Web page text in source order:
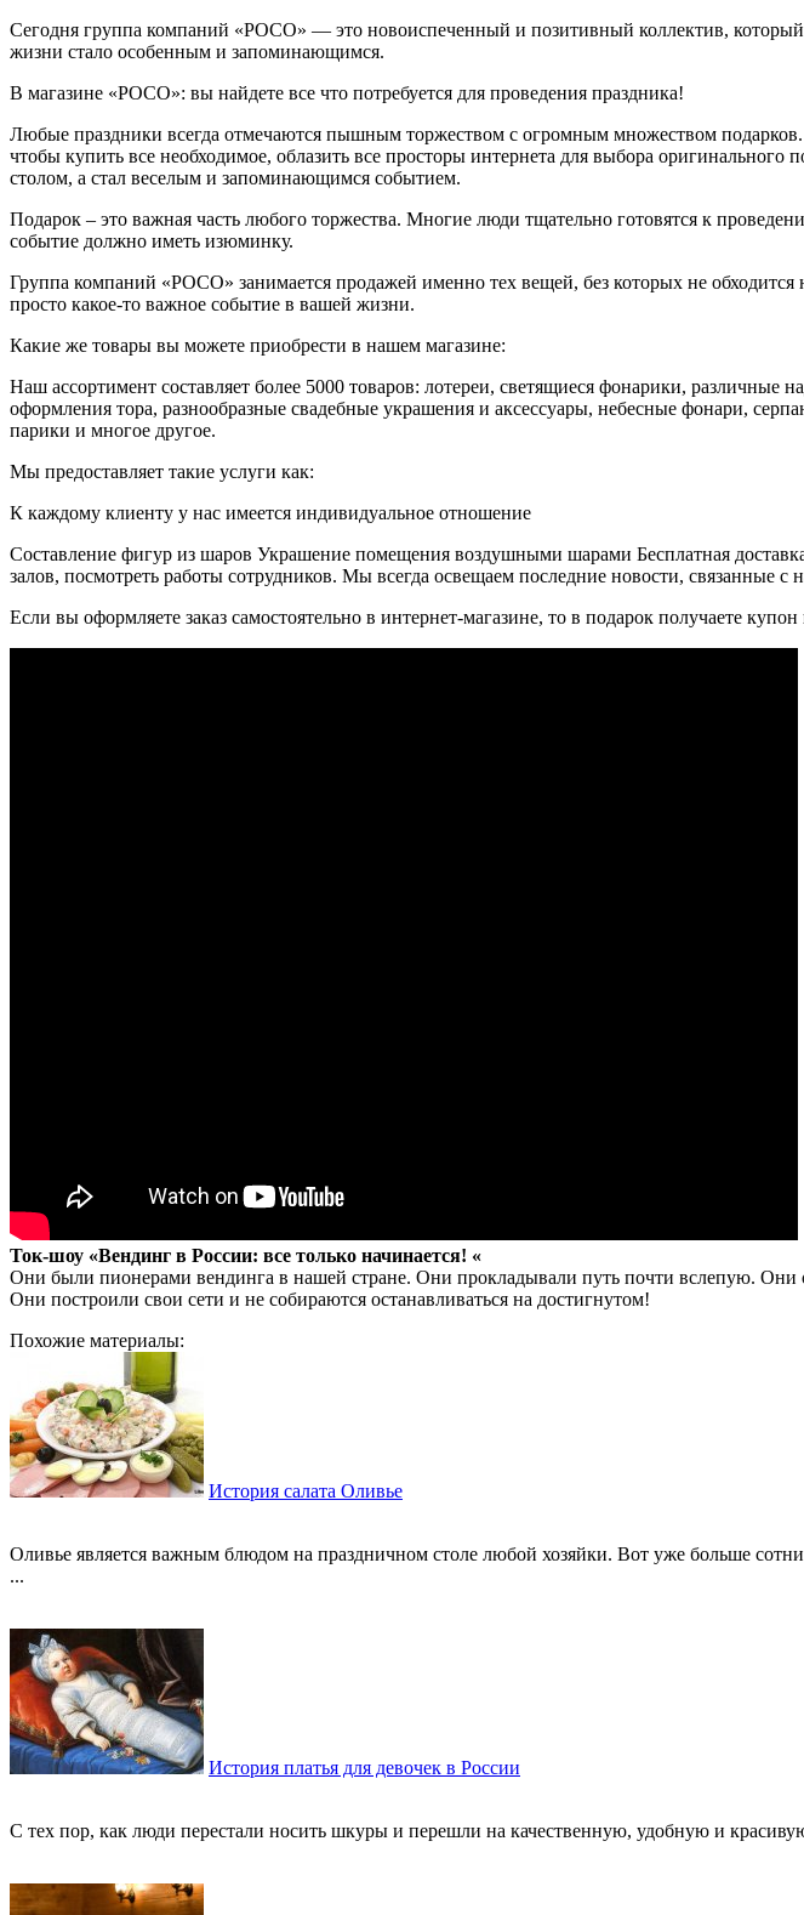
Сегодня группа компаний «РОСО» — это новоиспеченный и позитивный коллектив, который
жизни стало особенным и запоминающимся.
В магазине «РОСО»: вы найдете все что потребуется для проведения праздника!
Любые праздники всегда отмечаются пышным торжеством с огромным множеством
чтобы купить все необходимое, облазить все просторы интернета для выбора
столом, а стал веселым и запоминающимся событием.
Подарок – это важная часть любого торжества. Многие люди тщательно готовятся к
событие должно иметь изюминку.
Группа компаний «РОСО» занимается продажей именно тех вещей, без которых не
просто какое-то важное событие в вашей жизни.
Какие же товары вы можете приобрести в нашем магазине:
Наш ассортимент составляет более 5000 товаров: лотереи, светящиеся фонарики, различные
оформления тора, разнообразные свадебные украшения и аксессуары, небесные фонари,
парики и многое другое.
Мы предоставляет такие услуги как:
К каждому клиенту у нас имеется индивидуальное отношение
Составление фигур из шаров Украшение помещения воздушными шарами Бесплатная
залов, посмотреть работы сотрудников. Мы всегда освещаем последние новости, связанные
Если вы оформляете заказ самостоятельно в интернет-магазине, то в подарок получаете
Ток-шоу «Вендинг в России: все только начинается! «
Они были пионерами вендинга в нашей стране. Они прокладывали путь почти вслепую. Они
Они построили свои сети и не собираются останавливаться на достигнутом!
Похожие материалы:
История салата Оливье
Оливье является важным блюдом на праздничном столе любой хозяйки. Вот уже больше
...
История платья для девочек в России
С тех пор, как люди перестали носить шкуры и перешли на качественную, удобную и